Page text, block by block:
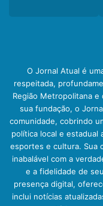
O Jornal Atual é
respeitada,
Região Metropolitana e
sua fundação, o
comunidade, cobrindo
política local e estadual
esportes e cultura. Sua
inabalável com a
e a fidelidade de
presença digital,
inclui notícias